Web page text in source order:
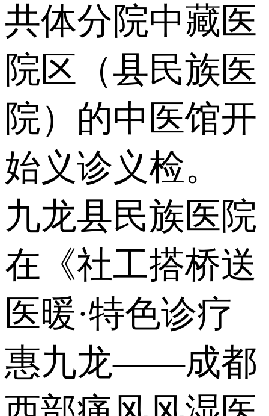
共体分院中藏医
院区（县民族医
院）的中医馆开
始义诊义检。
九龙县民族医院
在《社工搭桥送
医暖·特色诊疗
惠九龙——成都